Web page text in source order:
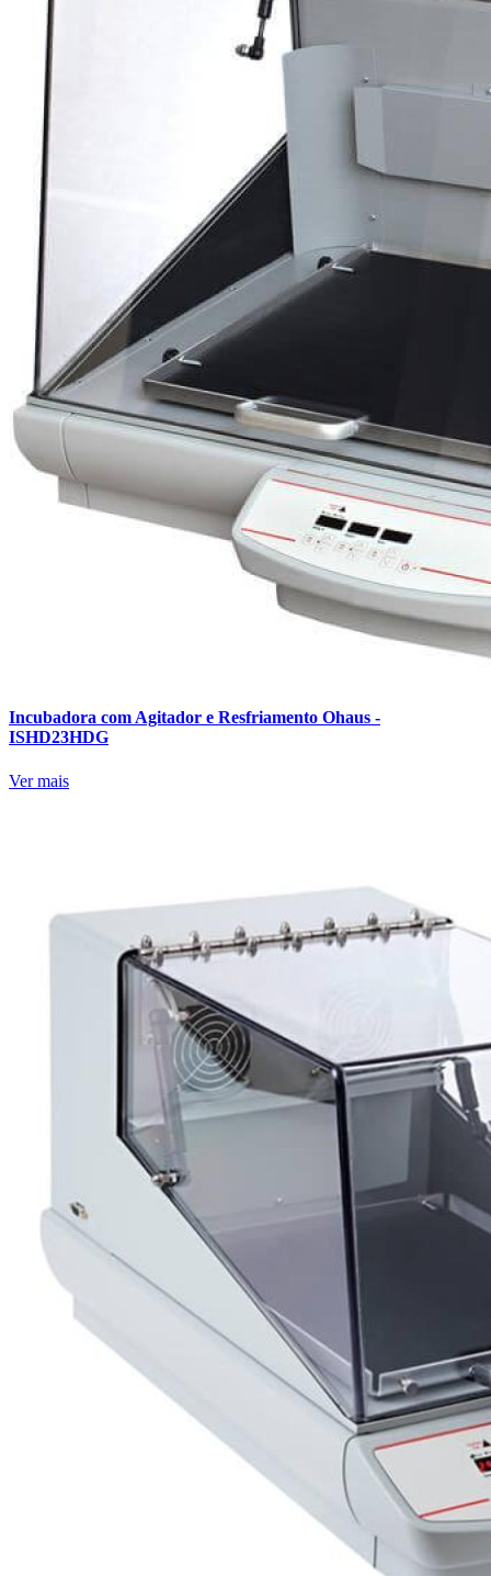
Incubadora com Agitador e Resfriamento Ohaus -
ISHD23HDG
Ver mais